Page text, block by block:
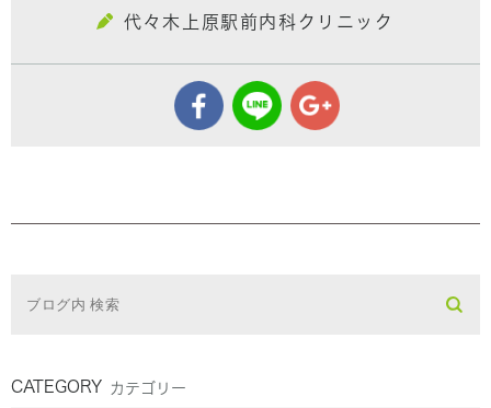
代々木上原駅前内科クリニック
CATEGORY カテゴリー